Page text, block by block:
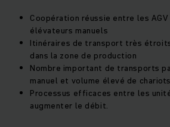
Coopération réussie entre les
élévateurs manuels
Itinéraires de transport très
dans la zone de production
Nombre important de transports
manuel et volume élevé de
Processus efficaces entre les
augmenter le débit.